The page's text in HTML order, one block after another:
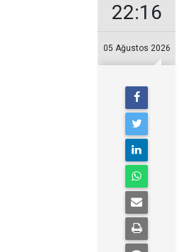
22:16
05 Ağustos 2026